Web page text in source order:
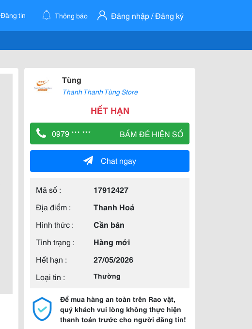
Đăng tin Thông báo Đăng nhập / Đăng ký
Tùng
Thanh Thanh Tùng Store
HẾT HẠN
0979 *** *** BẤM ĐỂ HIỆN SỐ
Chat ngay
Mã số :
17912427
Địa điểm :
Thanh Hoá
Hình thức :
Cần bán
Tình trạng :
Hàng mới
Hết hạn :
27/05/2026
Loại tin :
Thường
Để mua hàng an toàn trên Rao vặt,
quý khách vui lòng không thực hiện
thanh toán trước cho người đăng tin!